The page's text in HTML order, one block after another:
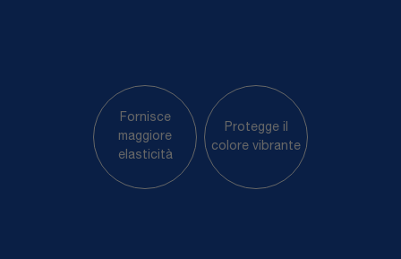
Fornisce
maggiore
elasticità
Protegge il
colore vibrante